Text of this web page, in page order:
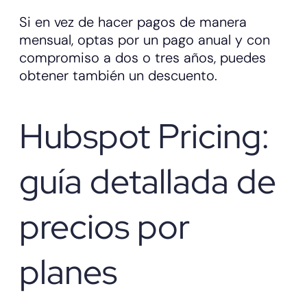
Si en vez de hacer pagos de manera
mensual, optas por un pago anual y con
compromiso a dos o tres años, puedes
obtener también un descuento.
Hubspot Pricing:
guía detallada de
precios por
planes